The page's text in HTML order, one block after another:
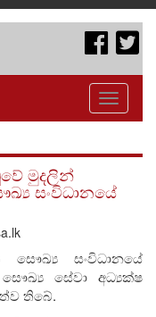
Toggle
මුදලින්
සංවිධානයේ
සෞඛ්‍ය සංවිධානයේ
සේවා අධ්‍යක්ෂ
තිබේ.